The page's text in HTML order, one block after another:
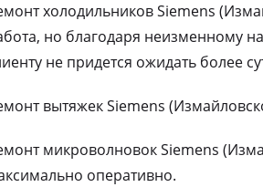
холодильников Siemens
но благодаря неизменному
не придется ожидать более
вытяжек Siemens
микроволновок Siemens
оперативно.